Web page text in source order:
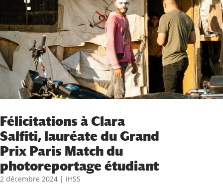
Félicitations à Clara
Salfiti, lauréate du Grand
Prix Paris Match du
photoreportage étudiant
2 décembre 2024 | IHSS